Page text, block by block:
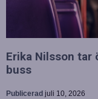
Erika Nilsson tar
buss
Publicerad juli 10, 2026